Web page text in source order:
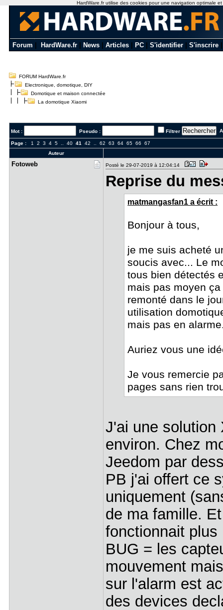
Forum HardWare.fr News Articles PC S'identifier S'inscrire
FORUM HardWare.fr
Electronique, domotique, DIY
Domotique et maison connectée
La domotique Xiaomi
Mot : Pseudo : Filtrer
Page : 1 2 3 4 5.. 40 41 42 62 63 64 65 66
67
Auteur
Fotoweb Posté le 29-07-2019 à 12:04:14
Reprise du
matmangasfan1 a écrit :
Bonjour à tous,
je me suis acheté
soucis avec... Le
tous bien détectés
mais pas moyen
remonté dans le
utilisation
mais pas en
Auriez vous une
Je vous remercie
pages sans rien
J'ai une solution
environ. Chez
Jeedom par
PB j'ai offert ce
uniquement
de ma famille.
fonctionnait plus
BUG = les
mouvement
sur l'alarm est
des devices
HardWare.fr utilise des cookies pour une navigation optimale